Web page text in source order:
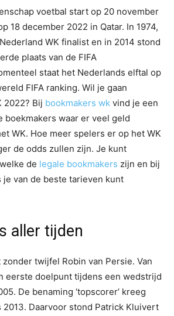
voetbal start op 20 november
18 december 2022 in Qatar. In 1974,
WK finalist en in 2014 stond
plaats van de FIFA
staat het Nederlands elftal op
FIFA ranking. Wil je gaan
2022? Bij bookmakers wk vind je een
boekmakers waar er veel geld
WK. Hoe meer spelers er op het WK
de odds zullen zijn. Je kunt
de legale bookmakers zijn en bij
van de beste tarieven kunt
aller tijden
zonder twijfel Robin van Persie. Van
eerste doelpunt tijdens een wedstrijd
De benaming ‘topscorer’ kreeg
2013. Daarvoor stond Patrick Kluivert